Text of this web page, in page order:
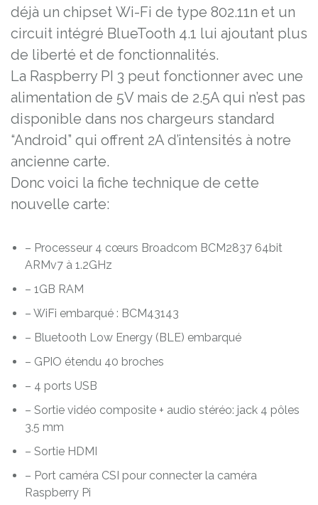
déjà un chipset Wi-Fi de type 802.11n et un
circuit intégré BlueTooth 4.1 lui ajoutant plus
de liberté et de fonctionnalités.
La Raspberry PI 3 peut fonctionner avec une
alimentation de 5V mais de 2.5A qui n’est pas
disponible dans nos chargeurs standard
“Android” qui offrent 2A d’intensités à notre
ancienne carte.
Donc voici la fiche technique de cette
nouvelle carte:
– Processeur 4 cœurs Broadcom BCM2837 64bit
ARMv7 à 1.2GHz
– 1GB RAM
– WiFi embarqué : BCM43143
– Bluetooth Low Energy (BLE) embarqué
– GPIO étendu 40 broches
– 4 ports USB
– Sortie vidéo composite + audio stéréo: jack 4 pôles
3.5 mm
– Sortie HDMI
– Port caméra CSI pour connecter la caméra
Raspberry Pi